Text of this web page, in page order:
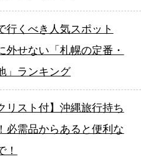
行くべき人気スポット
外せない「札幌の定番・
」ランキング
リスト付】沖縄旅行持ち
必需品からあると便利な
！